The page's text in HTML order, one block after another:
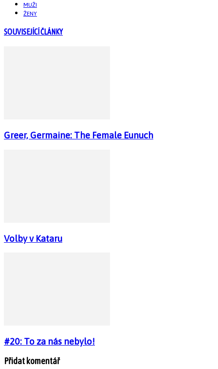
MUŽI
ŽENY
SOUVISEJÍCÍ ČLÁNKY
Greer, Germaine: The Female Eunuch
Volby v Kataru
#20: To za nás nebylo!
Přidat komentář